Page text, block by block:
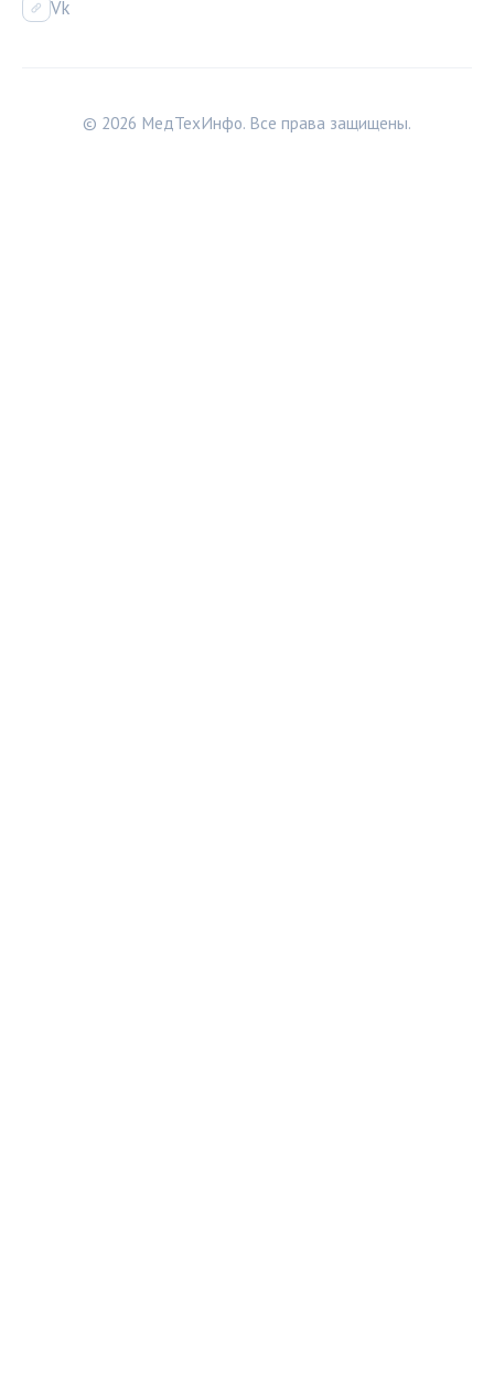
Vk
© 2026 МедТехИнфо. Все права защищены.